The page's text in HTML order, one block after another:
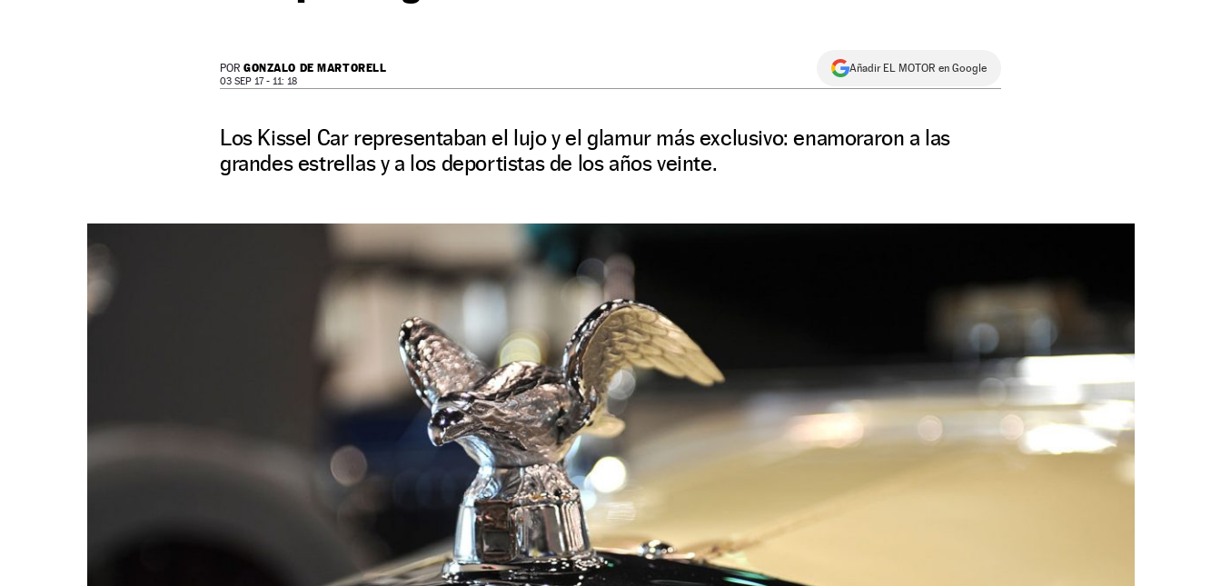
POR GONZALO DE MARTORELL
03 SEP 17 - 11: 18
Añadir EL MOTOR en Google
Los Kissel Car representaban el lujo y el glamur más exclusivo: enamoraron a las
grandes estrellas y a los deportistas de los años veinte.